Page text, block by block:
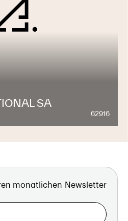
SA
62916
monatlichen Newsletter